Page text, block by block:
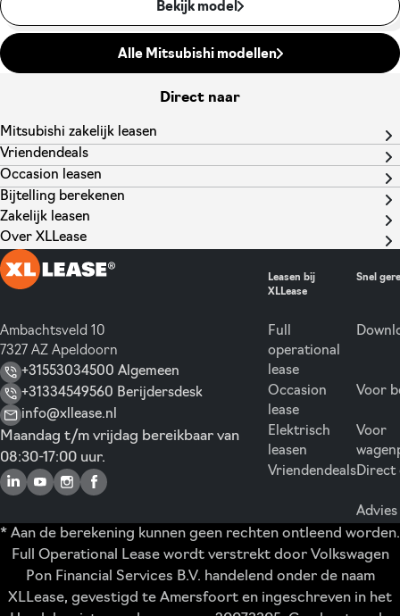
Bekijk model
Alle Mitsubishi modellen
Direct naar
Mitsubishi zakelijk leasen
Vriendendeals
Occasion leasen
Bijtelling berekenen
Zakelijk leasen
Over XLLease
Ambachtsveld 10
7327 AZ Apeldoorn
+31553034500 Algemeen
+31334549560 Berijdersdesk
info@xllease.nl
Maandag t/m vrijdag bereikbaar van
08:30-17:00 uur.
Leasen bij
XLLease
Full
operational
lease
Occasion
lease
Elektrisch
leasen
Vriendendeals
Snel
Voor
Voor
Direct
* Aan de berekening kunnen geen rechten ontleend worden.
Full Operational Lease wordt verstrekt door Volkswagen
Pon Financial Services B.V. handelend onder de naam
XLLease, gevestigd te Amersfoort en ingeschreven in het